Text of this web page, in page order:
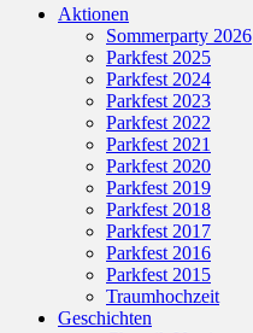
Zum
Aktionen
Sommerparty 2026
Parkfest 2025
Parkfest 2024
Parkfest 2023
Parkfest 2022
Parkfest 2021
Parkfest 2020
Parkfest 2019
Parkfest 2018
Parkfest 2017
Parkfest 2016
Parkfest 2015
Traumhochzeit
Geschichten